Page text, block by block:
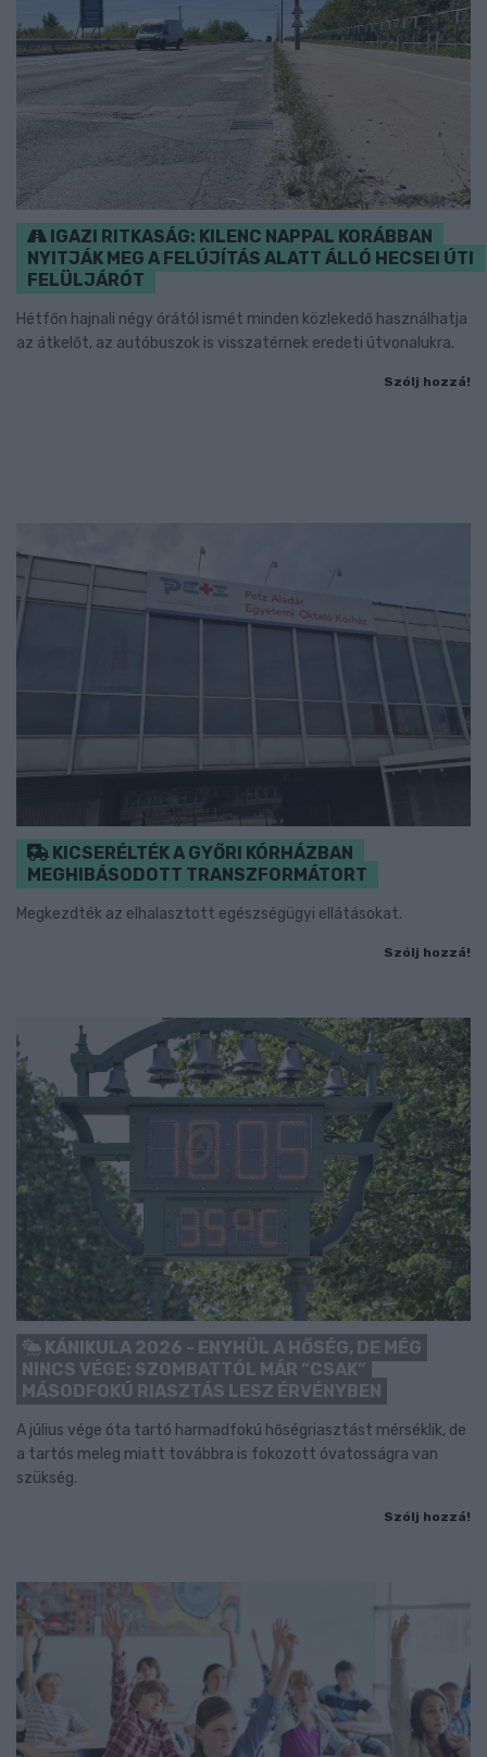
IGAZI RITKASÁG: KILENC NAPPAL KORÁBBAN
NYITJÁK MEG A FELÚJÍTÁS ALATT ÁLLÓ HECSEI ÚTI
FELÜLJÁRÓT
Hétfőn hajnali négy órától ismét minden közlekedő használhatja
az átkelőt, az autóbuszok is visszatérnek eredeti útvonalukra.
Szólj hozzá!
KICSERÉLTÉK A GYŐRI KÓRHÁZBAN
MEGHIBÁSODOTT TRANSZFORMÁTORT
Megkezdték az elhalasztott egészségügyi ellátásokat.
Szólj hozzá!
KÁNIKULA 2026 - ENYHÜL A HŐSÉG, DE MÉG
NINCS VÉGE: SZOMBATTÓL MÁR “CSAK”
MÁSODFOKÚ RIASZTÁS LESZ ÉRVÉNYBEN
A július vége óta tartó harmadfokú hőségriasztást mérséklik, de
a tartós meleg miatt továbbra is fokozott óvatosságra van
szükség.
Szólj hozzá!